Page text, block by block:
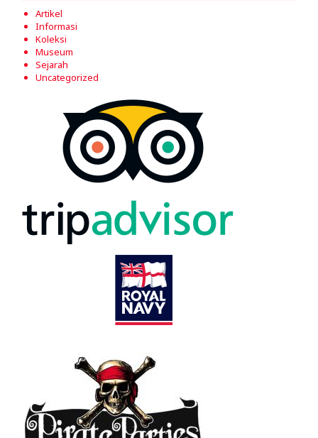
Artikel
Informasi
Koleksi
Museum
Sejarah
Uncategorized